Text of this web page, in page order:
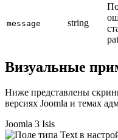
message string
Визуальные
Ниже представлены
версиях Joomla и темах
Joomla 3 Isis